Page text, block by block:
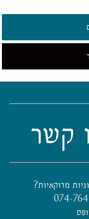
קשר
מרוקאיות?